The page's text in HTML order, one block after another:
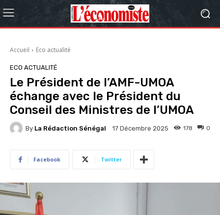
Accueil Eco actualité
ECO ACTUALITÉ
Le Président de l’AMF-UMOA
échange avec le Président du
Conseil des Ministres de l’UMOA
By La Rédaction Sénégal 17 Décembre 2025 0
178
Facebook Twitter